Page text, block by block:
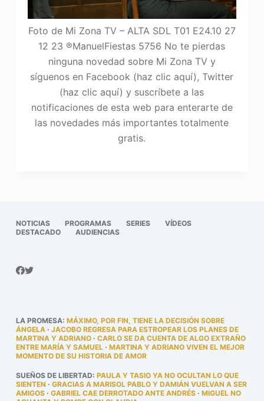
Foto de Mi Zona TV – ALTA SDL T01 E24.10 27
12 23 ®ManuelFiestas 5756 No te pierdas
ninguna novedad sobre Mi Zona TV y
síguenos en Facebook (haz clic aquí), Twitter
(haz clic aquí) y suscríbete a las
notificaciones de esta web para enterarte de
las novedades más importantes totalmente
gratis.
NOTICIAS PROGRAMAS SERIES
VÍDEOS
DESTACADO
AUDIENCIAS
LA PROMESA: MÁXIMO, POR FIN, TIENE LA DECISIÓN SOBRE
ÁNGELA· JACOBO REGRESA PARA ESTROPEAR LOS PLANES DE
MARTINA Y ADRIANO· CARLO SE DA CUENTA DE ALGO EXTRAÑO
ENTRE MARÍA Y SAMUEL· MARTINA Y ADRIANO VIVEN EL MEJOR
MOMENTO DE SU HISTORIA DE AMOR
SUEÑOS DE LIBERTAD: PAULA Y TASIO YA NO OCULTAN LO QUE
SIENTEN · GRACIAS A MARISOL PABLO Y DAMIÁN VUELVAN A SER
AMIGOS· GABRIEL CAE DERROTADO ANTE ANDRÉS· MIGUEL NO